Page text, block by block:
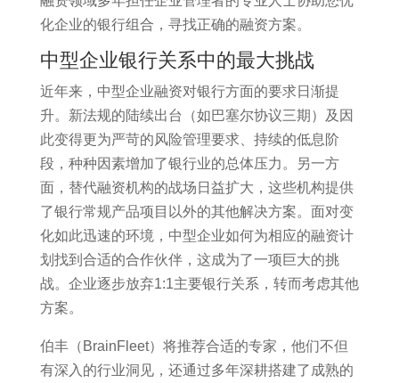
化企业的银行组合，寻找正确的融资方案。
中型企业银行关系中的最大挑战
近年来，中型企业融资对银行方面的要求日渐提
升。新法规的陆续出台（如巴塞尔协议三期）及因
此变得更为严苛的风险管理要求、持续的低息阶
段，种种因素增加了银行业的总体压力。另一方
面，替代融资机构的战场日益扩大，这些机构提供
了银行常规产品项目以外的其他解决方案。面对变
化如此迅速的环境，中型企业如何为相应的融资计
划找到合适的合作伙伴，这成为了一项巨大的挑
战。企业逐步放弃1:1主要银行关系，转而考虑其他
方案。
伯丰（BrainFleet）将推荐合适的专家，他们不但
有深入的行业洞见，还通过多年深耕搭建了成熟的